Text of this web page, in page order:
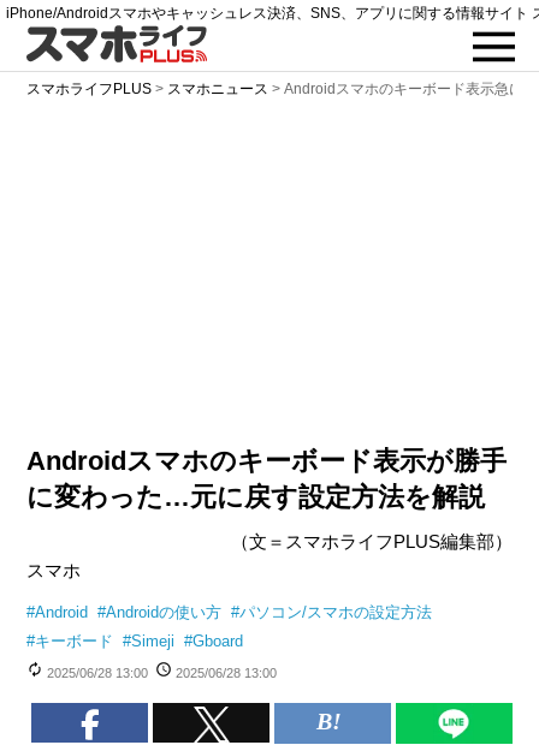
iPhone/Androidスマホやキャッシュレス決済、SNS、アプリに関する情報サイト
スマホライフPLUS > スマホニュース >Androidスマホのキーボード表示急に
Androidスマホのキーボード表示が勝手
に変わった…元に戻す設定方法を解説
（文＝スマホライフPLUS編集部）
スマホ
#Android #Androidの使い方 #パソコン/スマホの設定方法
#キーボード #Simeji #Gboard
2025/06/28 13:00 2025/06/28 13:00